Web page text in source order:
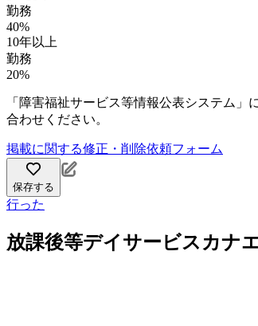
勤務
40%
10年以上
勤務
20%
「障害福祉サービス等情報公表システム
合わせください。
掲載に関する修正・削除依頼フォーム
保存する
行った
放課後等デイサービスカナ